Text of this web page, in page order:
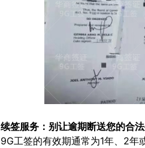
续签服务：别让逾期断送您的合
9G工签的有效期通常为1年、2年